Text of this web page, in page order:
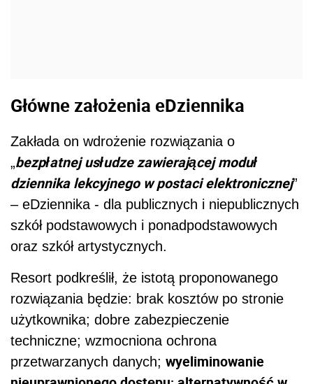
Główne założenia eDziennika
Zakłada on wdrożenie rozwiązania o
„bezpłatnej usłudze zawierającej moduł
dziennika lekcyjnego w postaci elektronicznej”
– eDziennika - dla publicznych i niepublicznych
szkół podstawowych i ponadpodstawowych
oraz szkół artystycznych.
Resort podkreślił, że istotą proponowanego
rozwiązania będzie: brak kosztów po stronie
użytkownika; dobre zabezpieczenie
techniczne; wzmocniona ochrona
przetwarzanych danych; wyeliminowanie